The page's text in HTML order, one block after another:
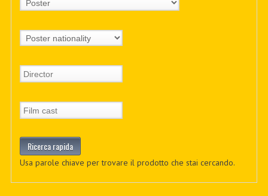
Usa parole chiave per trovare il prodotto che stai cercando.